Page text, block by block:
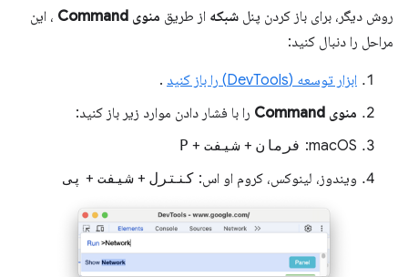
روش دیگر، برای باز کردن پنل شبکه از طریق منوی Command
، این
مراحل را دنبال کنید:
ابزار توسعه (DevTools) را باز کنید
.
منوی Command
را با فشار دادن موارد زیر باز کنید:
macOS: فرمان + شیفت +
P
ویندوز، لینوکس، کروم او اس: کنترل + شیفت + پی